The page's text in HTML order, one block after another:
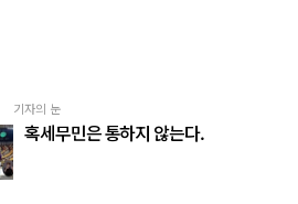
기자의 눈
혹세무민은 통하지 않는다.